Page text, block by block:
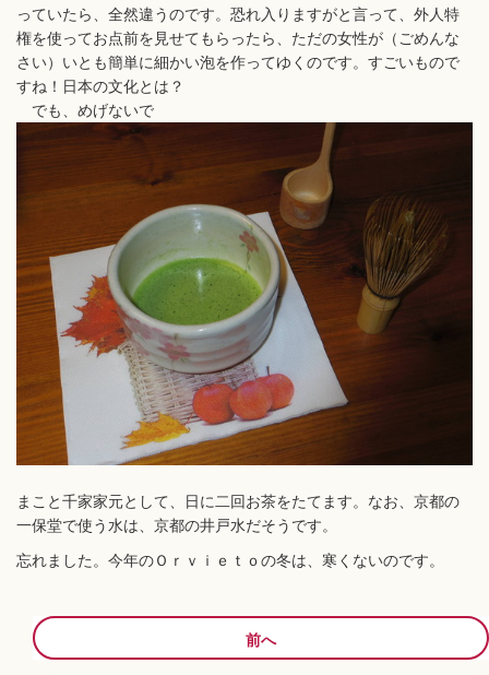
っていたら、全然違うのです。恐れ入りますがと言って、外人特
権を使ってお点前を見せてもらったら、ただの女性が（ごめんな
さい）いとも簡単に細かい泡を作ってゆくのです。すごいもので
すね！日本の文化とは？
でも、めげないで
まこと千家家元として、日に二回お茶をたてます。なお、京都の
一保堂で使う水は、京都の井戸水だそうです。
忘れました。今年のＯｒｖｉｅｔｏの冬は、寒くないのです。
前へ